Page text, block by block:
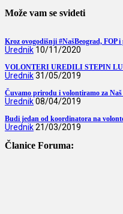
Može vam se svideti
Kroz ovogodišnji #NašBeograd, FOP
Urednik 10/11/2020
VOLONTERI UREDILI STEPIN
Urednik31/05/2019
Čuvamo prirodu i volontiramo za Naš
Urednik08/04/2019
Budi jedan od koordinatora na
Urednik21/03/2019
Članice Foruma: